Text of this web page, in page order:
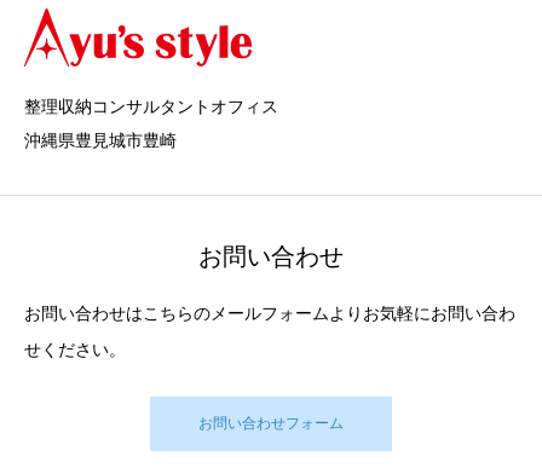
整理収納コンサルタントオフィス
沖縄県豊見城市豊崎
お問い合わせ
お問い合わせはこちらのメールフォームよりお気軽にお問い合わ
せください。
お問い合わせフォーム